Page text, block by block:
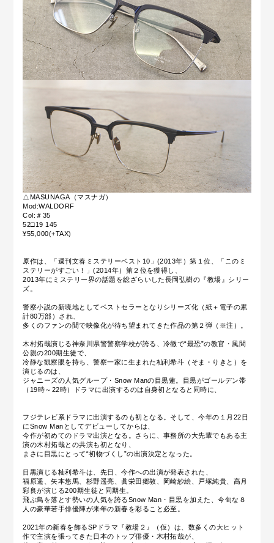
△MASUNAGA（マスナガ）
Mod:WALDORF
Col:＃35
52□19 145
¥55,000(+TAX)
原作は、「週刊文春ミステリーベスト10」(2013年）第１位、「このミ
ステリーがすごい！」(2014年）第２位を獲得し、
2013年にミステリー界の話題を総ざらいした長岡弘樹の『教場』シリー
ズ。
警察小説の新境地としてベストセラーとなりシリーズ化（紙＋電子の累
計80万部）され、
多くのファンの間で映像化が待ち望まれてきた作品の第２弾（※注）。
木村拓哉演じる神奈川県警警察学校が誇る、冷徹で“最恐”の教官・風間
公親の200期生徒で、
冷静な観察眼を持ち、警察一家に生まれた杣利希斗（そま・りきと）を
演じるのは、
ジャニーズの人気グループ・Snow Manの目黒蓮。目黒がゴールデン帯
（19時～22時）ドラマに出演するのは自身初となると同時に、
フジテレビ系ドラマに出演するのも初となる。そして、今年の１月22日
にSnow Manとしてデビューしてからは、
今作が初めてのドラマ出演となる。さらに、事務所の大先輩でもある主
演の木村拓哉との共演も初となり、
まさに目黒にとって“初物づくし”の出演決定となった。
目黒演じる杣利希斗は、先日、今作への出演が発表された、
福原遥、矢本悠馬、杉野遥亮、眞栄田郷敦、岡崎紗絵、戸塚純貴、高月
彩良が演じる200期生徒と同期生。
飛ぶ鳥を落とす勢いの人気を誇るSnow Man・目黒を加えた、今旬な８
人の豪華若手俳優陣が来年の新春を彩ること必至。
2021年の新春を飾るSPドラマ『教場２』（仮）は、数多くの大ヒット
作で主演を張ってきた日本のトップ俳優・木村拓哉が、